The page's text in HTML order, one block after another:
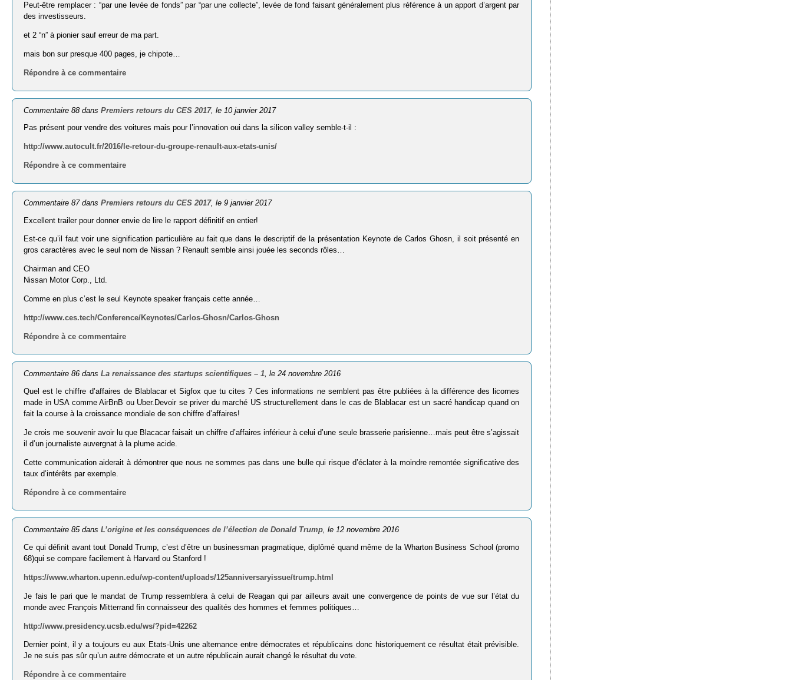
Peut-être remplacer : “par une levée de fonds” par “par une collecte”, levée de fond faisant généralement plus référence à un apport d’argent par
des investisseurs.
et 2 “n” à pionier sauf erreur de ma part.
mais bon sur presque 400 pages, je chipote…
Répondre à ce commentaire
Commentaire 88 dansPremiers retours du CES 2017, le 10 janvier 2017
Pas présent pour vendre des voitures mais pour l’innovation oui dans la silicon valley semble-t-il :
http://www.autocult.fr/2016/le-retour-du-groupe-renault-aux-etats-unis/
Répondre à ce commentaire
Commentaire 87 dansPremiers retours du CES 2017, le 9 janvier 2017
Excellent trailer pour donner envie de lire le rapport définitif en entier!
Est-ce qu’il faut voir une signification particulière au fait que dans le descriptif de la présentation Keynote de Carlos Ghosn, il soit présenté en
gros caractères avec le seul nom de Nissan ? Renault semble ainsi jouée les seconds rôles…
Chairman and CEO
Nissan Motor Corp., Ltd.
Comme en plus c’est le seul Keynote speaker français cette année…
http://www.ces.tech/Conference/Keynotes/Carlos-Ghosn/Carlos-Ghosn
Répondre à ce commentaire
Commentaire 86 dansLa renaissance des startups scientifiques – 1, le 24 novembre 2016
Quel est le chiffre d’affaires de Blablacar et Sigfox que tu cites ? Ces informations ne semblent pas être publiées à la différence des licornes
made in USA comme AirBnB ou Uber.Devoir se priver du marché US structurellement dans le cas de Blablacar est un sacré handicap quand on
fait la course à la croissance mondiale de son chiffre d’affaires!
Je crois me souvenir avoir lu que Blacacar faisait un chiffre d’affaires inférieur à celui d’une seule brasserie parisienne…mais peut être s’agissait
il d’un journaliste auvergnat à la plume acide.
Cette communication aiderait à démontrer que nous ne sommes pas dans une bulle qui risque d’éclater à la moindre remontée significative des
taux d’intérêts par exemple.
Répondre à ce commentaire
Commentaire 85 dansL’origine et les conséquences de l’élection de Donald Trump, le 12 novembre 2016
Ce qui définit avant tout Donald Trump, c’est d’être un businessman pragmatique, diplômé quand même de la Wharton Business School (promo
68)qui se compare facilement à Harvard ou Stanford !
https://www.wharton.upenn.edu/wp-content/uploads/125anniversaryissue/trump.html
Je fais le pari que le mandat de Trump ressemblera à celui de Reagan qui par ailleurs avait une convergence de points de vue sur l’état du
monde avec François Mitterrand fin connaisseur des qualités des hommes et femmes politiques…
http://www.presidency.ucsb.edu/ws/?pid=42262
Dernier point, il y a toujours eu aux Etats-Unis une alternance entre démocrates et républicains donc historiquement ce résultat était prévisible.
Je ne suis pas sûr qu’un autre démocrate et un autre républicain aurait changé le résultat du vote.
Répondre à ce commentaire